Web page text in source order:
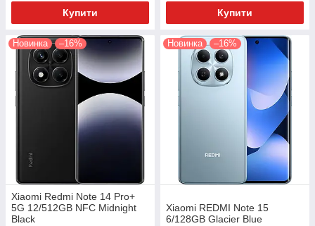
Купити Купити
Новинка –16%
Xiaomi Redmi Note 14 Pro+
5G 12/512GB NFC Midnight
Black
Новинка –16%
Xiaomi REDMI Note 15
6/128GB Glacier Blue